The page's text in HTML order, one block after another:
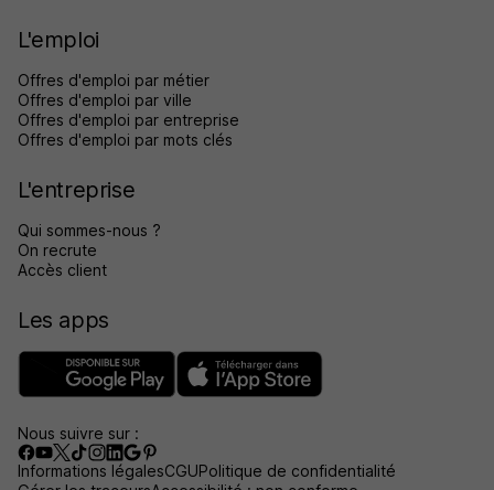
L'emploi
Offres d'emploi par métier
Offres d'emploi par ville
Offres d'emploi par entreprise
Offres d'emploi par mots clés
L'entreprise
Qui sommes-nous ?
On recrute
Accès client
Les apps
Nous suivre sur :
Informations légalesCGUPolitique de confidentialité